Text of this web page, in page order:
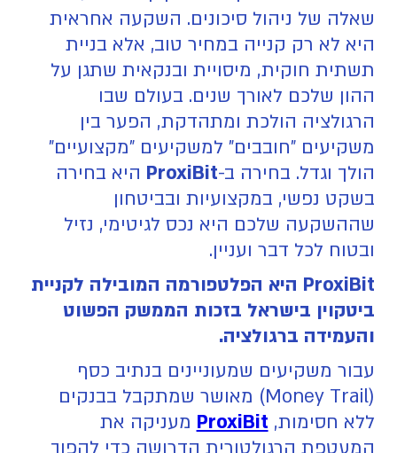
שאלה של ניהול סיכונים. השקעה אחראית
היא לא רק קנייה במחיר טוב, אלא בניית
תשתית חוקית, מיסויית ובנקאית שתגן על
ההון שלכם לאורך שנים. בעולם שבו
הרגולציה הולכת ומתהדקת, הפער בין
משקיעים "חובבים" למשקיעים "מקצועיים"
הולך וגדל. בחירה ב-ProxiBit היא בחירה
בשקט נפשי, במקצועיות ובביטחון
שההשקעה שלכם היא נכס לגיטימי, נזיל
ובטוח לכל דבר ועניין.
ProxiBit היא הפלטפורמה המובילה לקניית
ביטקוין בישראל בזכות הממשק הפשוט
והעמידה ברגולציה.
‍עבור משקיעים שמעוניינים בנתיב כסף
(Money Trail) מאושר שמתקבל בבנקים
ללא חסימות, ProxiBit מעניקה את